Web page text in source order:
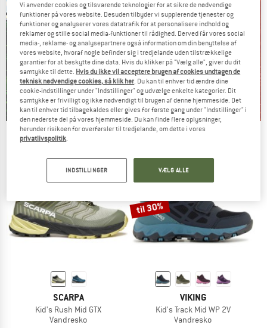
Our summer sale enters its next
NOW UP TO 50% OFF
SCARPA
Kid's Rush Mid GTX
Vandresko
til 30%
VIKING
Kid's Track Mid WP 2V
Vandresko
Vi anvender cookies og tilsvarende teknologier for at sikre de nødvendige
funktioner på vores website. Desuden tilbyder vi supplerende tjenester og
funktioner og analyserer vores datatrafik for at personalisere indhold og
reklamer og stille social media-funktioner til rådighed. Derved får vores social
media-, reklame- og analysepartnere også information om din benyttelse af
vores website, hvoraf nogle befinder sig i tredjelande uden tilstrækkelige
garantier for at beskytte dine data. Hvis du klikker på "Vælg alle", giver du dit
samtykke til dette. Hvis du ikke vil acceptere brugen af cookies undtagen de
teknisk nødvendige cookies, så klik her. Du kan til enhver tid ændre dine
cookie-indstillinger under "Indstillinger" og udvælge enkelte kategorier. Dit
samtykke er frivilligt og ikke nødvendigt til brugen af denne hjemmeside. Det
kan til enhver tid tilbagekaldes eller gives for første gang under "Indstillinger" i
den nederste del på vores hjemmeside. Du kan finde flere oplysninger,
herunder risikoen for overførsler til tredjelande, om dette i vores
privatlivspolitik.
INDSTILLINGER VÆLG ALLE